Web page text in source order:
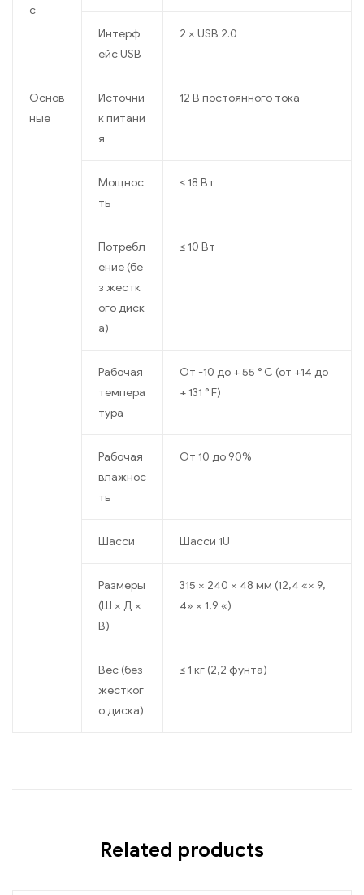
с
Интерф
ейс USB
2 × USB 2.0
Основ
ные
Источни
к питани
я
12 В постоянного тока
Мощнос
ть
≤ 18 Вт
Потребл
ение (бе
з жестк
ого диск
а)
≤ 10 Вт
Рабочая
темпера
тура
От -10 до + 55 ° C (от +14 до
+ 131 ° F)
Рабочая
влажнос
ть
От 10 до 90%
Шасси Шасси 1U
Размеры
(Ш × Д ×
В)
315 × 240 × 48 мм (12,4 «× 9,
4» × 1,9 «)
Вес (без
жестког
о диска)
≤ 1 кг (2,2 фунта)
Related products